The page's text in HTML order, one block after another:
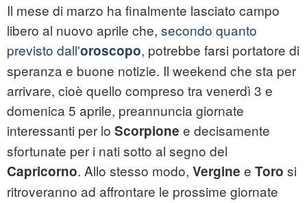
Il mese di marzo ha finalmente lasciato campo
libero al nuovo aprile che, secondo quanto
previsto dall'oroscopo, potrebbe farsi portatore di
speranza e buone notizie. Il weekend che sta per
arrivare, cioè quello compreso tra venerdì 3 e
domenica 5 aprile, preannuncia giornate
interessanti per lo Scorpione e decisamente
sfortunate per i nati sotto al segno del
Capricorno. Allo stesso modo, Vergine e Toro si
ritroveranno ad affrontare le prossime giornate